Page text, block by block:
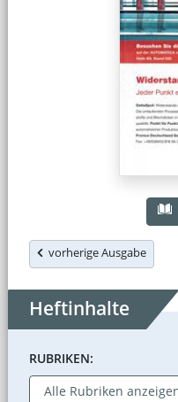
vorherige Ausgabe
Heftinhalte
RUBRIKEN: